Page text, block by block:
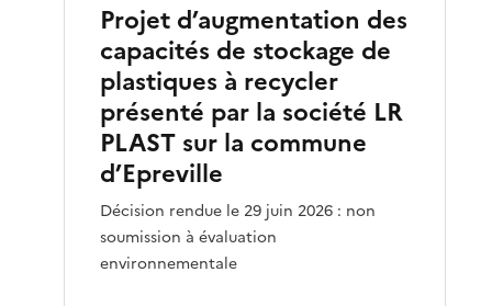
Projet d’augmentation des
capacités de stockage de
plastiques à recycler
présenté par la société LR
PLAST sur la commune
d’Epreville
Décision rendue le 29 juin 2026 : non
soumission à évaluation
environnementale